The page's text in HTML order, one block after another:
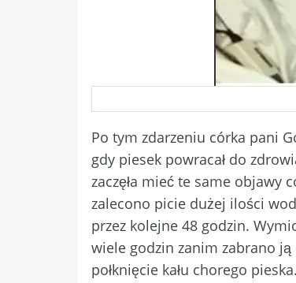
Po tym zdarzeniu córka pani
gdy piesek powracał do
zaczęła mieć te same objawy
zalecono picie dużej ilości
przez kolejne 48 godzin.
wiele godzin zanim zabrano ją
połknięcie kału chorego pieska.